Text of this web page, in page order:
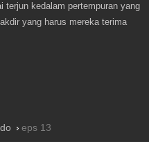
terjun kedalam pertempuran yang
yang harus mereka terima
eps 13